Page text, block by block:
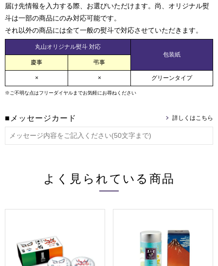
届け先情報を入力する際、お選びいただけます。尚、オリジナル熨
斗は一部の商品にのみ対応可能です。
それ以外の商品には全て一般の熨斗で対応させていただきます。
丸山オリジナル熨斗 対応
包装紙
慶事
弔事
× × グリーンタイプ
※ご不明な点はフリーダイヤルまでお気軽にお尋ねください
■メッセージカード
よく見られている商品